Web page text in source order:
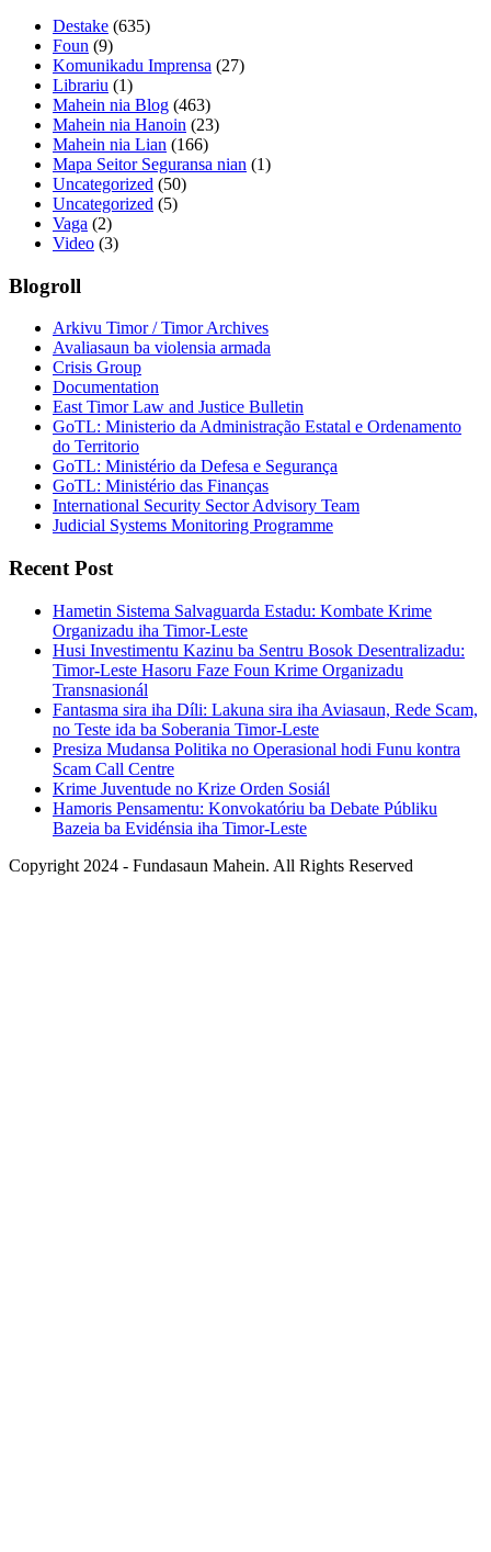
Destake (635)
Foun (9)
Komunikadu Imprensa (27)
Librariu (1)
Mahein nia Blog (463)
Mahein nia Hanoin (23)
Mahein nia Lian (166)
Mapa Seitor Seguransa nian (1)
Uncategorized (50)
Uncategorized (5)
Vaga (2)
Video (3)
Blogroll
Arkivu Timor / Timor Archives
Avaliasaun ba violensia armada
Crisis Group
Documentation
East Timor Law and Justice Bulletin
GoTL: Ministerio da Administração Estatal e Ordenamento
do Territorio
GoTL: Ministério da Defesa e Segurança
GoTL: Ministério das Finanças
International Security Sector Advisory Team
Judicial Systems Monitoring Programme
Recent Post
Hametin Sistema Salvaguarda Estadu: Kombate Krime
Organizadu iha Timor-Leste
Husi Investimentu Kazinu ba Sentru Bosok Desentralizadu:
Timor-Leste Hasoru Faze Foun Krime Organizadu
Transnasionál
Fantasma sira iha Díli: Lakuna sira iha Aviasaun, Rede Scam,
no Teste ida ba Soberania Timor-Leste
Presiza Mudansa Politika no Operasional hodi Funu kontra
Scam Call Centre
Krime Juventude no Krize Orden Sosiál
Hamoris Pensamentu: Konvokatóriu ba Debate Públiku
Bazeia ba Evidénsia iha Timor-Leste
Copyright 2024 - Fundasaun Mahein. All Rights Reserved